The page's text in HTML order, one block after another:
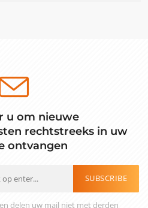
u om nieuwe
rechtstreeks in uw
ontvangen
SUBSCRIBE
delen uw mail niet met derden